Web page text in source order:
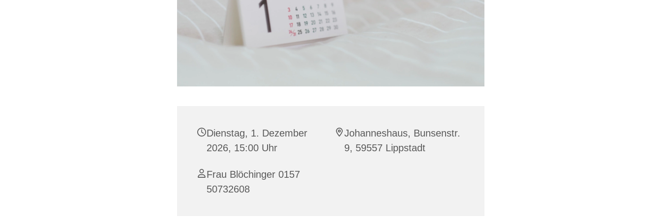
Dienstag, 1. Dezember
2026, 15:00 Uhr
Johanneshaus, Bunsenstr.
9, 59557 Lippstadt
Frau Blöchinger 0157
50732608